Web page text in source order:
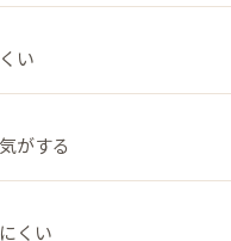
い
がする
くい